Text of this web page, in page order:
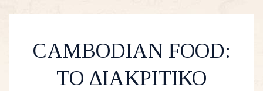
v
CAMBODIAN FOOD:
ΤΟ ΔΙΑΚΡΙΤΙΚΟ